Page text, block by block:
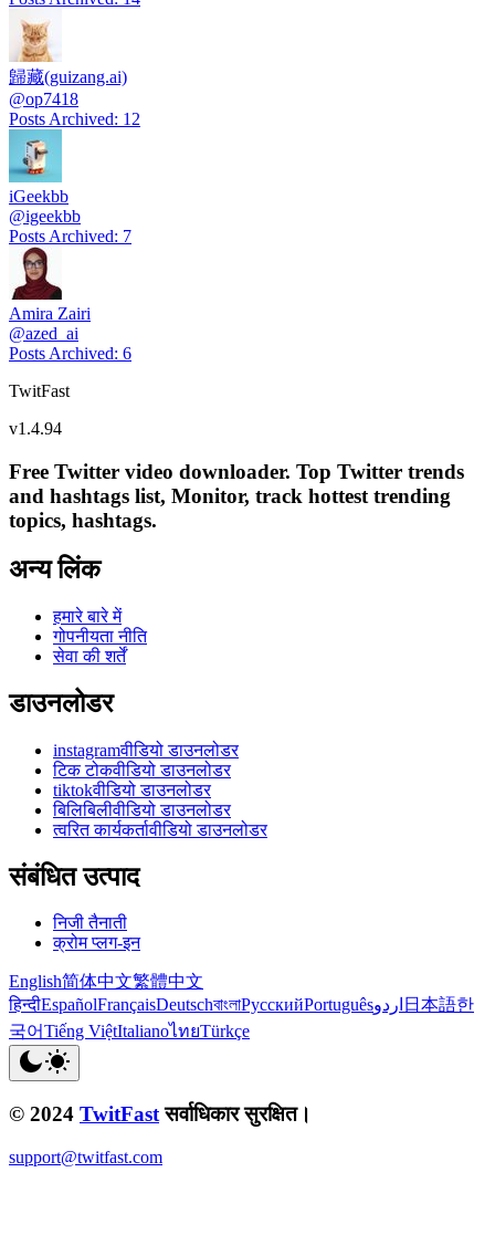
歸藏(guizang.ai)
@op7418
Posts Archived: 12
iGeekbb
@igeekbb
Posts Archived: 7
Amira Zairi
@azed_ai
Posts Archived: 6
TwitFast
v1.4.94
Free Twitter video downloader. Top Twitter trends
and hashtags list, Monitor, track hottest trending
topics, hashtags.
अन्य लिंक
हमारे बारे में
गोपनीयता नीति
सेवा की शर्तें
डाउनलोडर
instagramवीडियो डाउनलोडर
टिक टोकवीडियो डाउनलोडर
tiktokवीडियो डाउनलोडर
बिलिबिलीवीडियो डाउनलोडर
त्वरित कार्यकर्तावीडियो डाउनलोडर
संबंधित उत्पाद
निजी तैनाती
क्रोम प्लग-इन
English简体中文繁體中文
हिन्दीEspañolFrançaisDeutschবাংলাРусскийPortuguêsاردو 日本語한
국어Tiếng ViệtItalianoไทยTürkçe
© 2024 TwitFast सर्वाधिकार सुरक्षित।
support@twitfast.com